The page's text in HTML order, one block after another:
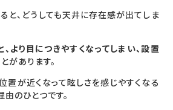
と、どうしても天井に存在感が出てしま
より目につきやすくなってしまい、設置
があります。
置が近くなって眩しさを感じやすくなる
由のひとつです。